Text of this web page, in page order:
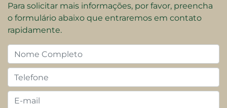
Para solicitar mais informações, por favor, preencha
o formulário abaixo que entraremos em contato
rapidamente.